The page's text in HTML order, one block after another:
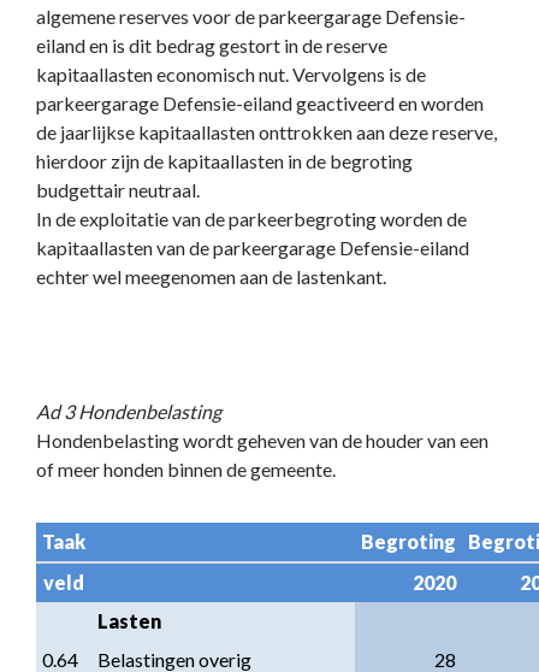
algemene reserves voor de parkeergarage Defensie-
eiland en is dit bedrag gestort in de reserve
kapitaallasten economisch nut. Vervolgens is de
parkeergarage Defensie-eiland geactiveerd en worden
de jaarlijkse kapitaallasten onttrokken aan deze reserve,
hierdoor zijn de kapitaallasten in de begroting
budgettair neutraal.
In de exploitatie van de parkeerbegroting worden de
kapitaallasten van de parkeergarage Defensie-eiland
echter wel meegenomen aan de lastenkant.
Ad 3 Hondenbelasting
Hondenbelasting wordt geheven van de houder van een
of meer honden binnen de gemeente.
Taak Begroting
veld
2020
Lasten
0.64
Belastingen overig
28